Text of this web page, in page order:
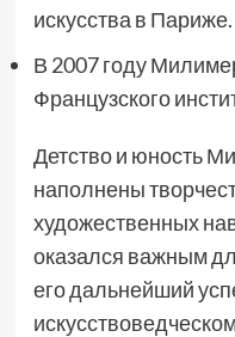
искусства в Париже.
В 2007 году
Французского
Детство и юность
наполнены
художественных
оказался важным
его дальнейший